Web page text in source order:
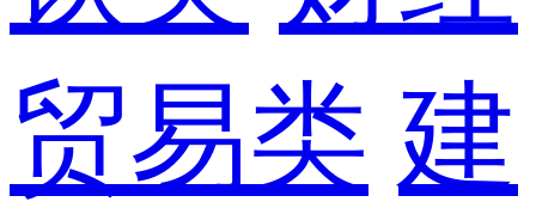
贸易类 建